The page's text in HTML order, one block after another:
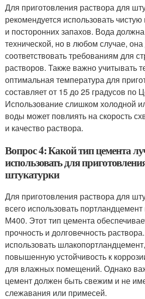
Для приготовления раствора для
рекомендуется использовать
и посторонних запахов. Вода
технической, но в любом случае,
соответствовать требованиям для
растворов. Также важно учитывать
оптимальная температура для
составляет от 15 до 25 градусов по
Использование слишком холодной
воды может повлиять на скорость
и качество раствора.
Вопрос 4: Какой тип цемента
использовать для
штукатурки
Для приготовления раствора для
всего использовать
М400. Этот тип цемента
прочность и долговечность
использовать
повышенную устойчивость к
для влажных помещений. Однако
цемент должен быть свежим и не
слежавания или примесей.